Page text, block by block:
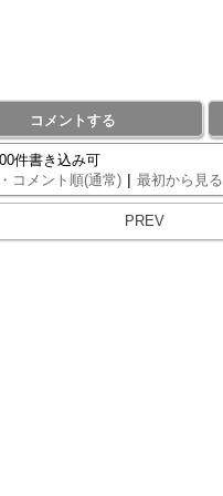
コメントする
件書き込み可
コメント順(通常) | 最初から見る
PREV